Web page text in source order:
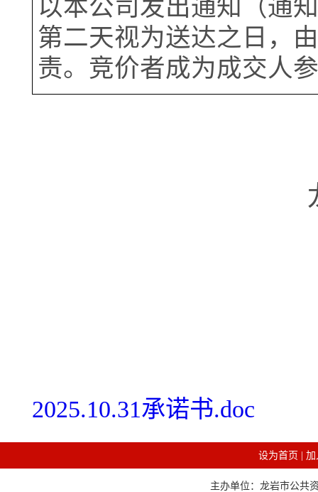
以本公司发出通知（通
第二天视为送达之日，
责。竞价者成为成交人
2025.10.31承诺书.doc
设为首页 | 加
主办单位：龙岩市公共